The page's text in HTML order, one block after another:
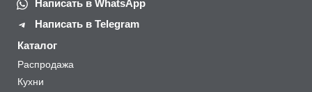
Написать в WhatsApp
Написать в Telegram
Каталог
Распродажа
Кухни